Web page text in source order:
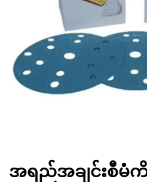
အရည်အချင်းစီမံကိ